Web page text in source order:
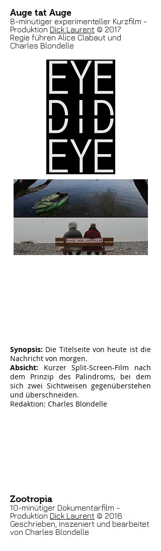
Auge tat Auge
8-minütiger experimenteller Kurzfilm -
Produktion Dick Laurent © 2017
Regie führen Alice Clabaut und
Charles Blondelle
Synopsis: Die Titelseite von heute ist die
Nachricht von morgen.
Absicht: Kurzer Split-Screen-Film nach
dem Prinzip des Palindroms, bei dem
sich zwei Sichtweisen gegenüberstehen
und überschneiden.
Redaktion: Charles Blondelle
Zootropia
10-minütiger Dokumentarfilm -
Produktion Dick Laurent © 2016
Geschrieben, inszeniert und bearbeitet
von Charles Blondelle